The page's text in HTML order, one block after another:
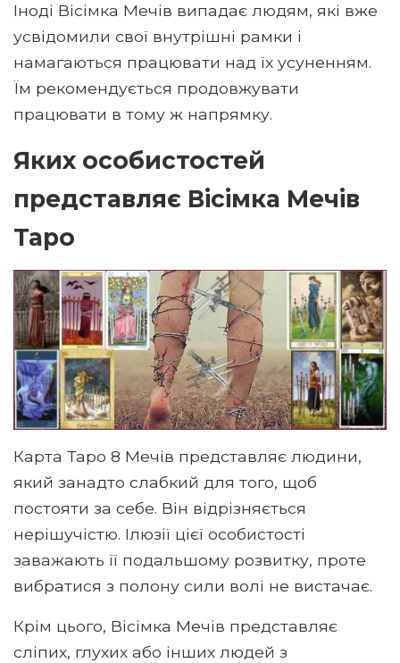
Іноді Вісімка Мечів випадає людям, які вже
усвідомили свої внутрішні рамки і
намагаються працювати над їх усуненням.
Їм рекомендується продовжувати
працювати в тому ж напрямку.
Яких особистостей
представляє Вісімка Мечів
Таро
Карта Таро 8 Мечів представляє людини,
який занадто слабкий для того, щоб
постояти за себе. Він відрізняється
нерішучістю. Ілюзії цієї особистості
заважають її подальшому розвитку, проте
вибратися з полону сили волі не вистачає.
Крім цього, Вісімка Мечів представляє
сліпих, глухих або інших людей з